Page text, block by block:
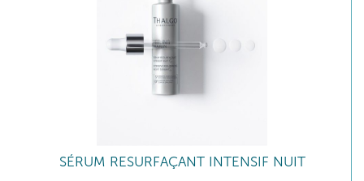
SÉRUM RESURFAÇANT INTENSIF NUIT